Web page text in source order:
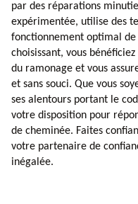
par des réparations
expérimentée, utilise des
fonctionnement optimal de
choisissant, vous
du ramonage et vous
et sans souci. Que vous
ses alentours portant le
votre disposition pour
de cheminée. Faites
votre partenaire de
inégalée.